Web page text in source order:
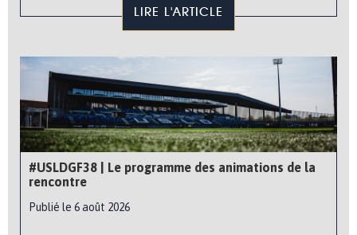
LIRE L'ARTICLE
#USLDGF38 | Le programme des animations de la
rencontre
Publié le 6 août 2026